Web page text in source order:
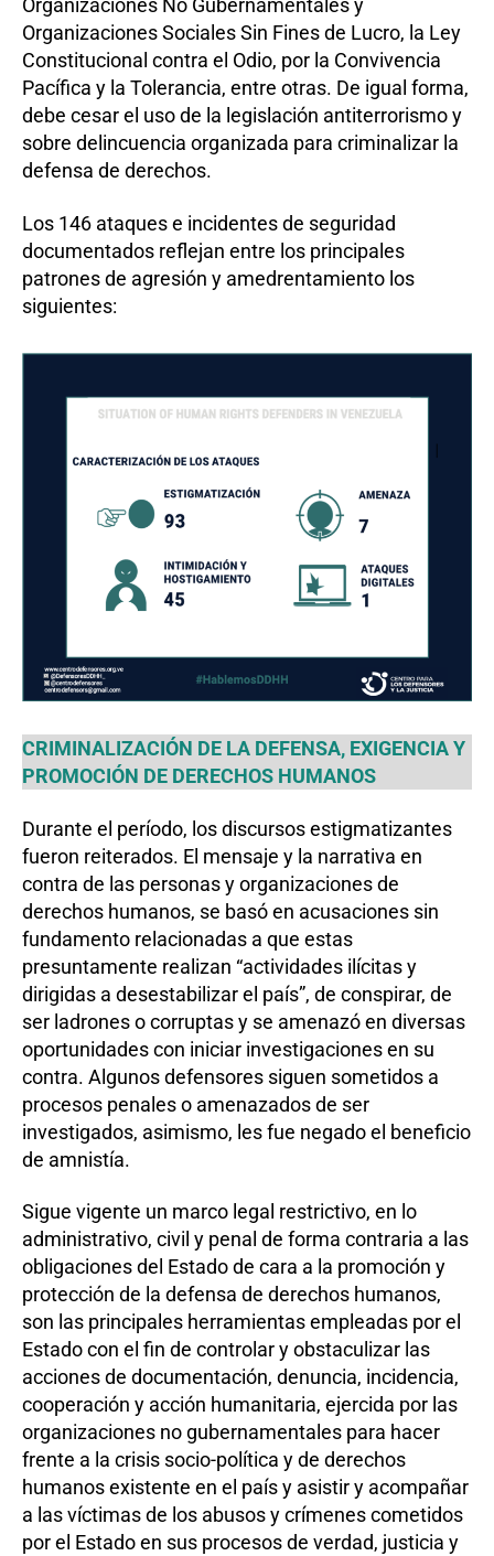
Organizaciones No Gubernamentales y
Organizaciones Sociales Sin Fines de Lucro, la Ley
Constitucional contra el Odio, por la Convivencia
Pacífica y la Tolerancia, entre otras. De igual forma,
debe cesar el uso de la legislación antiterrorismo y
sobre delincuencia organizada para criminalizar la
defensa de derechos.
Los 146 ataques e incidentes de seguridad
documentados reflejan entre los principales
patrones de agresión y amedrentamiento los
siguientes:
CRIMINALIZACIÓN DE LA DEFENSA, EXIGENCIA Y
PROMOCIÓN DE DERECHOS HUMANOS
Durante el período, los discursos estigmatizantes
fueron reiterados. El mensaje y la narrativa en
contra de las personas y organizaciones de
derechos humanos, se basó en acusaciones sin
fundamento relacionadas a que estas
presuntamente realizan “actividades ilícitas y
dirigidas a desestabilizar el país”, de conspirar, de
ser ladrones o corruptas y se amenazó en diversas
oportunidades con iniciar investigaciones en su
contra. Algunos defensores siguen sometidos a
procesos penales o amenazados de ser
investigados, asimismo, les fue negado el beneficio
de amnistía.
Sigue vigente un marco legal restrictivo, en lo
administrativo, civil y penal de forma contraria a las
obligaciones del Estado de cara a la promoción y
protección de la defensa de derechos humanos,
son las principales herramientas empleadas por el
Estado con el fin de controlar y obstaculizar las
acciones de documentación, denuncia, incidencia,
cooperación y acción humanitaria, ejercida por las
organizaciones no gubernamentales para hacer
frente a la crisis socio-política y de derechos
humanos existente en el país y asistir y acompañar
a las víctimas de los abusos y crímenes cometidos
por el Estado en sus procesos de verdad, justicia y